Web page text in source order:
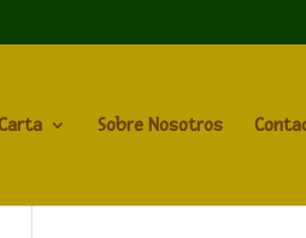
Sobre Nosotros